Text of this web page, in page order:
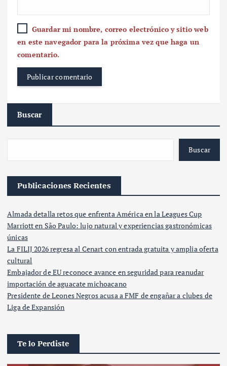
Guardar mi nombre, correo electrónico y sitio web
en este navegador para la próxima vez que haga un
comentario.
Buscar
Buscar
Publicaciones Recientes
Almada detalla retos que enfrenta América en la Leagues Cup
Marriott en São Paulo: lujo natural y experiencias gastronómicas
únicas
La FILIJ 2026 regresa al Cenart con entrada gratuita y amplia oferta
cultural
Embajador de EU reconoce avance en seguridad para reanudar
importación de aguacate michoacano
Presidente de Leones Negros acusa a FMF de engañar a clubes de
Liga de Expansión
Te lo Perdiste